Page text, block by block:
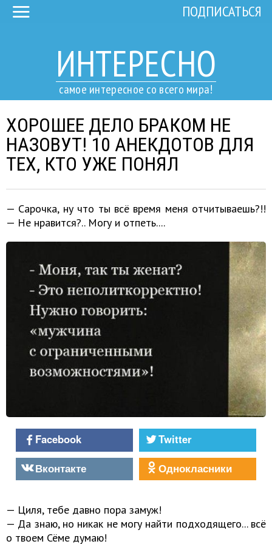
ИНТЕРЕСНО
самое интересное со всего мира!
ПОДПИСАТЬСЯ
ХОРОШЕЕ ДЕЛО БРАКОМ НЕ
НАЗОВУТ! 10 АНЕКДОТОВ ДЛЯ
ТЕХ, КТО УЖЕ ПОНЯЛ
— Сарочка, ну что ты всё время меня отчитываешь?!!
— Не нравится?.. Могу и отпеть....
Facebook
Twitter
Вконтакте
Однокласники
— Циля, тебе давно пора замуж!
— Да знаю, но никак не могу найти подходящего... всё
о твоем Сёме думаю!